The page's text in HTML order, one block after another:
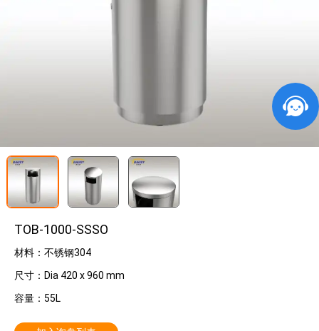
TOB-1000-SSSO
材料：不锈钢304
尺寸：Dia 420 x 960 mm
容量：55L